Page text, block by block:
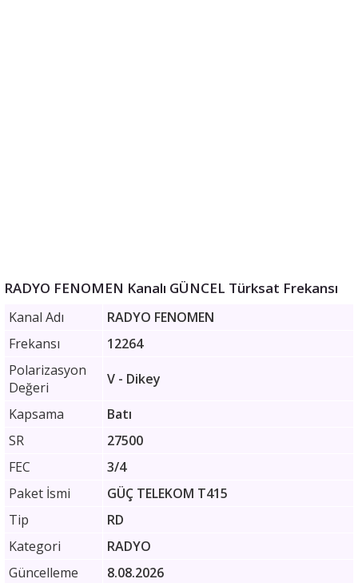
RADYO FENOMEN Kanalı GÜNCEL Türksat Frekansı
Kanal Adı
RADYO FENOMEN
Frekansı
12264
Polarizasyon
Değeri
V - Dikey
Kapsama
Batı
SR
27500
FEC
3/4
Paket İsmi
GÜÇ TELEKOM T415
Tip
RD
Kategori
RADYO
Güncelleme
8.08.2026